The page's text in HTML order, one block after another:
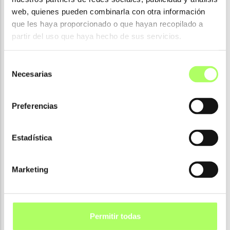
web, quienes pueden combinarla con otra información
que les haya proporcionado o que hayan recopilado a
partir del uso que haya hecho de sus servicios.
Necesarias
Preferencias
Estadística
Marketing
Permitir todas
Optimiza los flujos de trabajo de
construcción, reduce errores y mejora la